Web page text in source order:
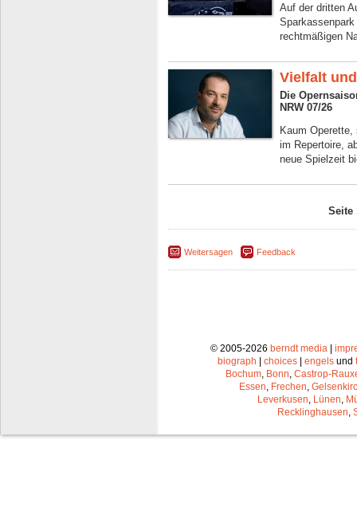
Auf der dritten
rechtmäßigen
Vielfalt
Die
NRW 07/26
Kaum
im Repertoire,
neue Spielzeit
Seite
Weitersagen Feedback
© 2005-2026 berndt media|
biograph
choices engels und
Bochum, Bonn, Castrop-
Essen, Frechen,
Leverkusen, Lünen,
Recklinghausen,